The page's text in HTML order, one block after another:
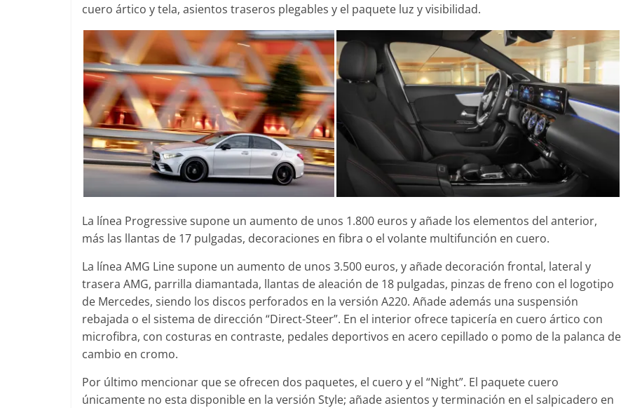
cuero ártico y tela, asientos traseros plegables y el paquete luz y visibilidad.
La línea Progressive supone un aumento de unos 1.800 euros y añade los elementos del anterior,
más las llantas de 17 pulgadas, decoraciones en fibra o el volante multifunción en cuero.
La línea AMG Line supone un aumento de unos 3.500 euros, y añade decoración frontal, lateral y
trasera AMG, parrilla diamantada, llantas de aleación de 18 pulgadas, pinzas de freno con el logotipo
de Mercedes, siendo los discos perforados en la versión A220. Añade además una suspensión
rebajada o el sistema de dirección “Direct-Steer”. En el interior ofrece tapicería en cuero ártico con
microfibra, con costuras en contraste, pedales deportivos en acero cepillado o pomo de la palanca de
cambio en cromo.
Por último mencionar que se ofrecen dos paquetes, el cuero y el “Night”. El paquete cuero
únicamente no esta disponible en la versión Style; añade asientos y terminación en el salpicadero en
Seguridad
Llamada a revisión en
Mercedes Clase A fabricados
entre 2017-2019
4 de septiembre de 2020
mospotter84
0
Seguridad
50 años del Mercedes-
ESF 13: un experimento
seguridad
31 de mayo de 2022 mospotter84